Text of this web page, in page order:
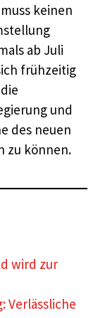
keinen
ab Juli
frühzeitig
und
des neuen
zu können.
wird zur
Verlässliche